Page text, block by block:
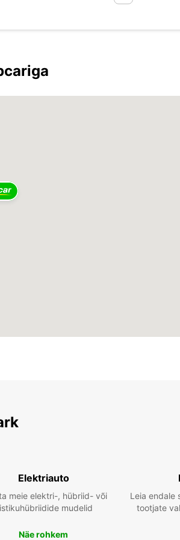
Elektriauto
meie elektri-, hübriid- või
mudelid
Näe rohkem
Leia endale
tootjate